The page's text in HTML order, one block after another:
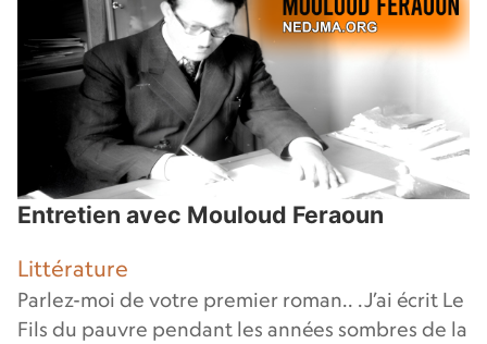
Entretien avec Mouloud Feraoun
Littérature
Parlez-moi de votre premier roman.. .J’ai écrit Le
Fils du pauvre pendant les années sombres de la